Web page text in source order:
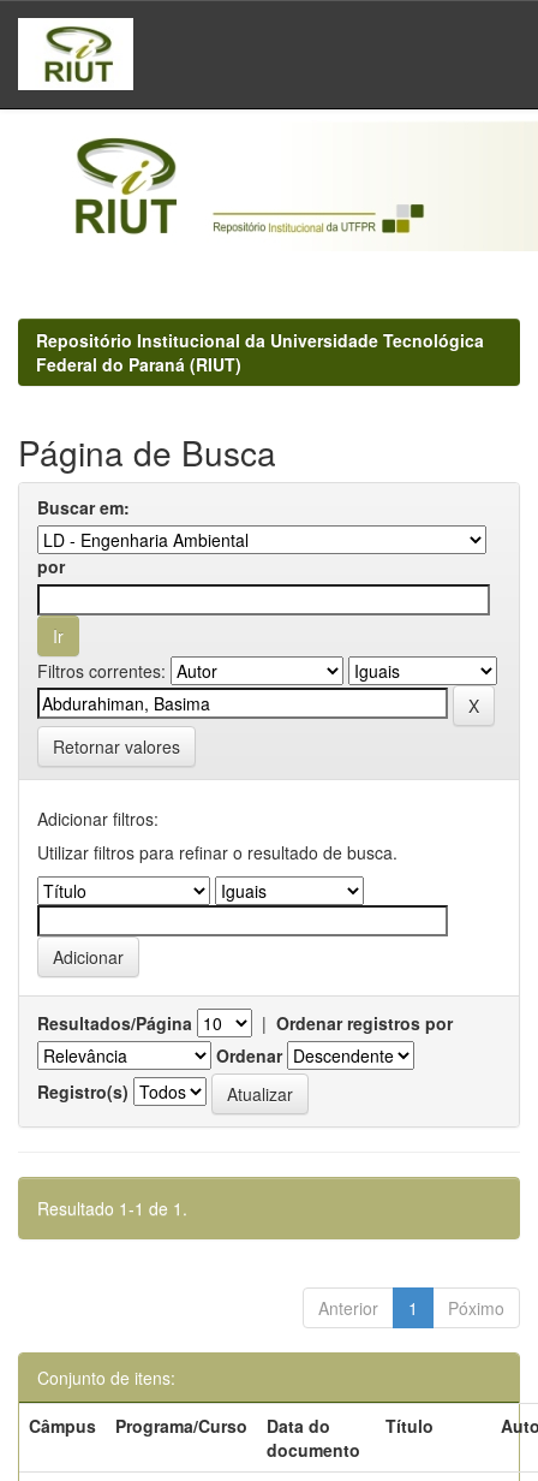
Skip
navigation
Repositório Institucional da Universidade Tecnológica
Federal do Paraná (RIUT)
Página de Busca
Buscar em:
por
Filtros correntes:
Retornar valores
Adicionar filtros:
Utilizar filtros para refinar o resultado de busca.
Resultados/Página | Ordenar registros por
Ordenar
Registro(s)
Resultado 1-1 de 1.
Anterior 1 Póximo
Conjunto de itens:
Câmpus
Programa/Curso
Data do
documento
Título